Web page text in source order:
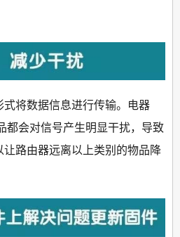
将数据信息进行传输。电器
都会对信号产生明显干扰，导致
路由器远离以上类别的物品降